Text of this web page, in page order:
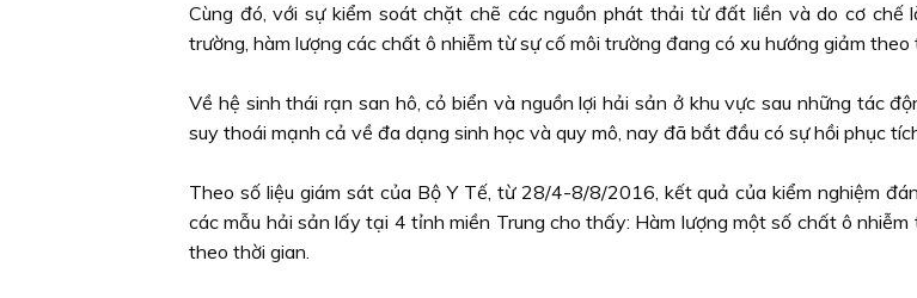
Cùng đó, với sự kiểm soát chặt chẽ các nguồn phát thải từ đất liền và do cơ chế
trường, hàm lượng các chất ô nhiễm từ sự cố môi trường đang có xu hướng giảm theo
Về hệ sinh thái rạn san hô, cỏ biển và nguồn lợi hải sản ở khu vực sau những tác
suy thoái mạnh cả về đa dạng sinh học và quy mô, nay đã bắt đầu có sự hồi phục
Theo số liệu giám sát của Bộ Y Tế, từ 28/4-8/8/2016, kết quả của kiểm nghiệm
các mẫu hải sản lấy tại 4 tỉnh miền Trung cho thấy: Hàm lượng một số chất ô
theo thời gian.